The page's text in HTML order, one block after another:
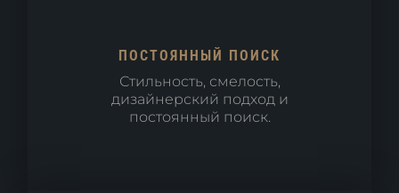
ПОСТОЯННЫЙ ПОИСК
Стильность, смелость,
дизайнерский подход и
постоянный поиск.